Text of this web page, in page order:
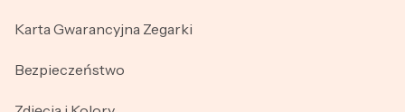
Karta Gwarancyjna Zegarki
Bezpieczeństwo